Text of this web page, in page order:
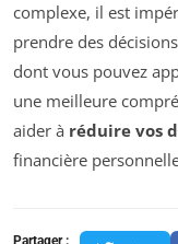
complexe, il est
prendre des
dont vous pouvez
une meilleure
aider à réduire vos
financière
Partager :